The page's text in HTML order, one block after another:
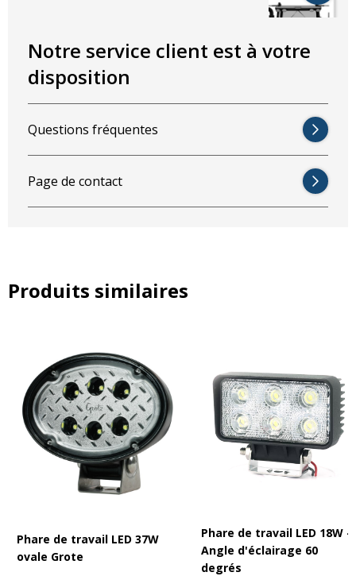
Notre service client est à votre
disposition
Questions fréquentes
Page de contact
Produits similaires
Phare de travail LED 37W
ovale Grote
Phare de travail LED 18W -
Angle d'éclairage 60
degrés